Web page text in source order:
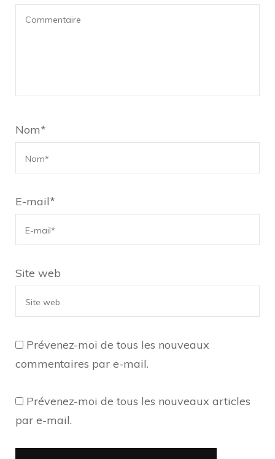
Nom*
E-mail*
Site web
Prévenez-moi de tous les nouveaux
commentaires par e-mail.
Prévenez-moi de tous les nouveaux articles
par e-mail.